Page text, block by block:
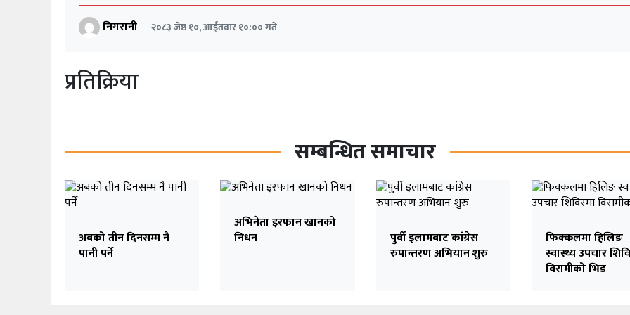
निगरानी २०८३ जेष्ठ १०, आईतवार १०:०० गते
प्रतिक्रिया
सम्बन्धित समाचार
अबको तीन दिनसम्म नै
पानी पर्ने
अभिनेता इरफान खानको
निधन
पुर्वी इलामबाट कांग्रेस
रुपान्तरण अभियान शुरु
फिक्कलमा हिलिङ
स्वास्थ्य उपचार
विरामीको भिड